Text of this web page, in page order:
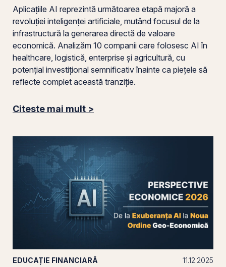
Aplicațiile AI reprezintă următoarea etapă majoră a
revoluției inteligenței artificiale, mutând focusul de la
infrastructură la generarea directă de valoare
economică. Analizăm 10 companii care folosesc AI în
healthcare, logistică, enterprise și agricultură, cu
potențial investițional semnificativ înainte ca piețele să
reflecte complet această tranziție.
Citeste mai mult >
EDUCAȚIE FINANCIARĂ 11.12.2025